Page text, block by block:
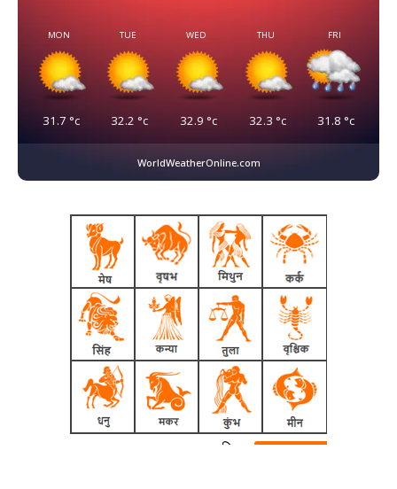
MON
31.7 °c
TUE
32.2 °c
WED
32.9 °c
THU
32.3 °c
FRI
31.8 °c
WorldWeatherOnline.com